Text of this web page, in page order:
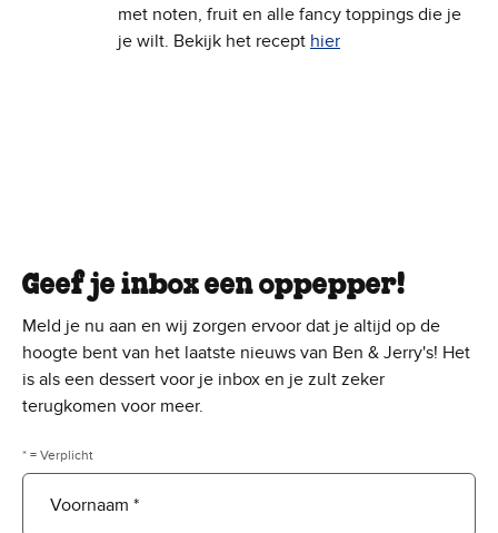
met noten, fruit en alle fancy toppings die je
je wilt. Bekijk het recept hier
Geef je inbox een oppepper!
Meld je nu aan en wij zorgen ervoor dat je altijd op de
hoogte bent van het laatste nieuws van Ben & Jerry's! Het
is als een dessert voor je inbox en je zult zeker
terugkomen voor meer.
* = Verplicht
Voornaam *